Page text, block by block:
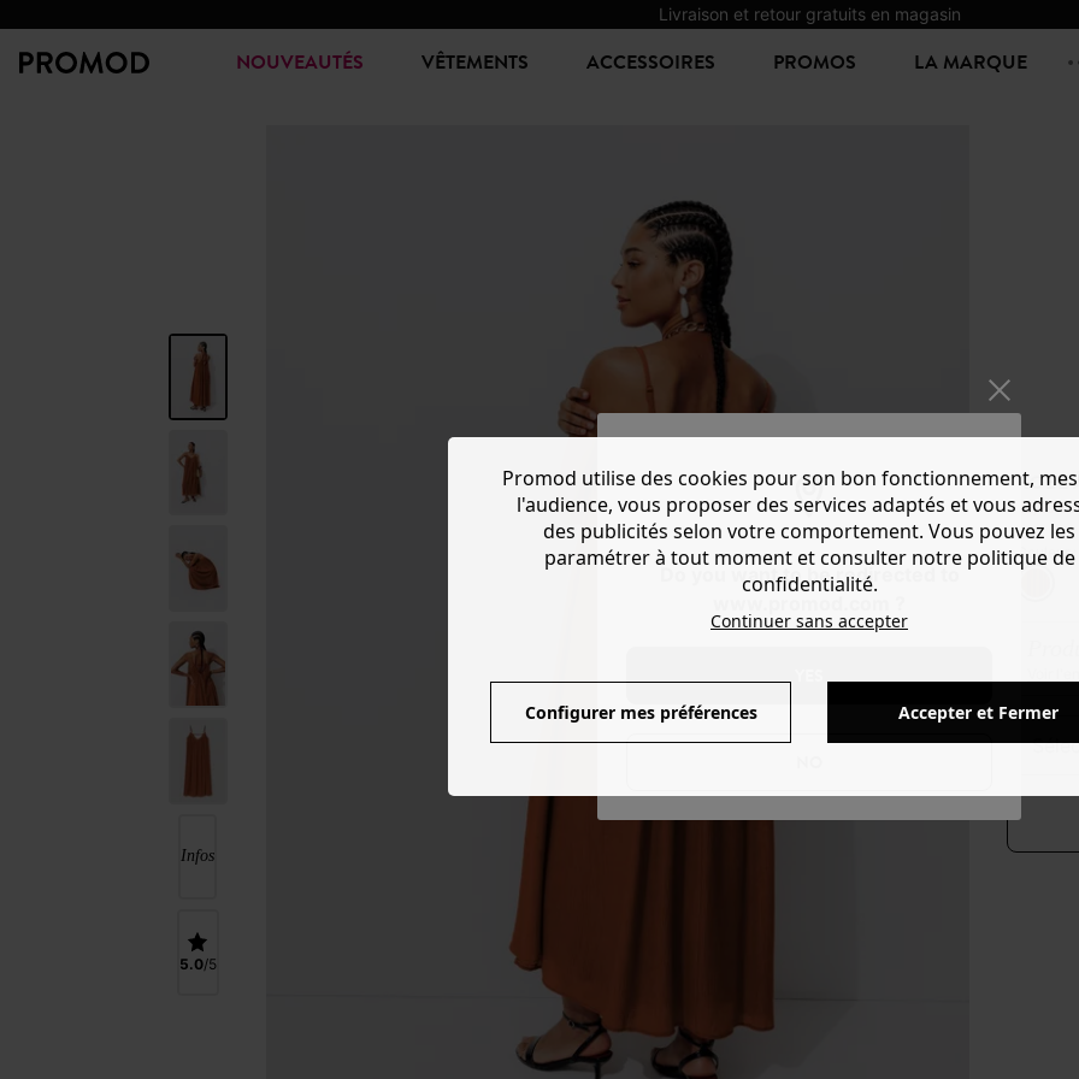
Livraison et retour gratuits en magasin
Do you want to be redirected to
NOUVEAUTÉS VÊTEMENTS ACCESSOIRES PROMOS LA MARQUE
Infos
5.0
ROBE
22,00 €
Couleur :
Voir
Promod utilise des cookies pour son bon fonctionnement,
l'audience, vous proposer des services adaptés et vous
des publicités selon votre comportement. Vous pouvez les
paramétrer à tout moment et consulter notre politique de
confidentialité.
Continuer sans accepter
Configurer mes préférences Accepter et Fermer